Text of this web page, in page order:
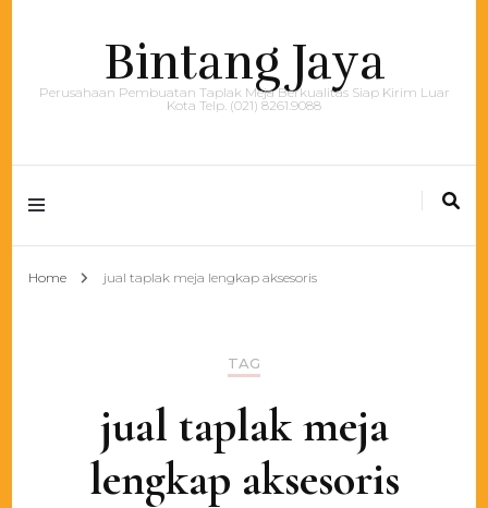
Bintang Jaya
Perusahaan Pembuatan Taplak Meja Berkualitas Siap Kirim Luar
Kota Telp. (021) 8261.9088
Home jual taplak meja lengkap aksesoris
TAG
jual taplak meja
lengkap aksesoris